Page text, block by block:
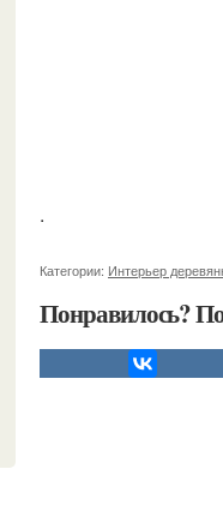
.
Категории: Интерьер
Понравилось?